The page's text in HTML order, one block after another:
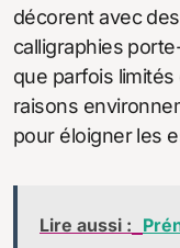
décorent avec
calligraphies
que parfois
raisons
pour éloigner les
Lire aussi :